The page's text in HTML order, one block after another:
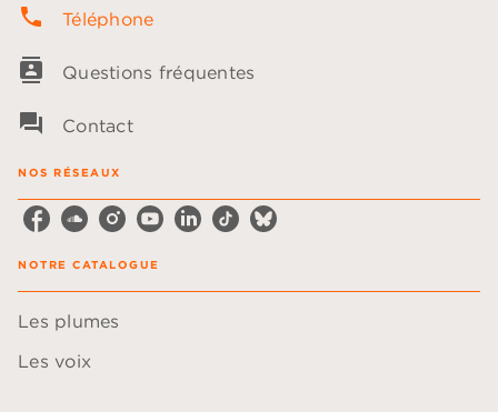
phone Téléphone
contacts Questions fréquentes
question_answer Contact
NOS RÉSEAUX
NOTRE CATALOGUE
Les plumes
Les voix